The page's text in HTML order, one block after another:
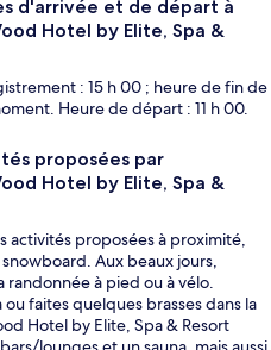
d'arrivée et de départ à
Hotel by Elite, Spa &
: 15 h 00 ; heure de fin de
Heure de départ : 11 h 00.
proposées par
Hotel by Elite, Spa &
activités proposées à proximité,
Aux beaux jours,
randonnée à pied ou à vélo.
faites quelques brasses dans la
Hotel by Elite, Spa & Resort